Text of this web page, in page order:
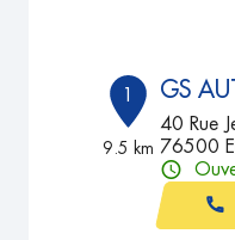
1
9.5 km
GS
40 Rue
76500